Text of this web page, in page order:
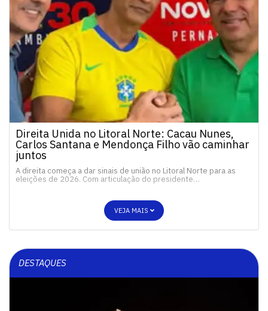
Direita Unida no Litoral Norte: Cacau Nunes,
Carlos Santana e Mendonça Filho vão caminhar
juntos
A direita começa a dar sinais de união no Litoral Norte para as
eleições de 2026. Com articulação do presidente…
VEJA MAIS
DESTAQUES